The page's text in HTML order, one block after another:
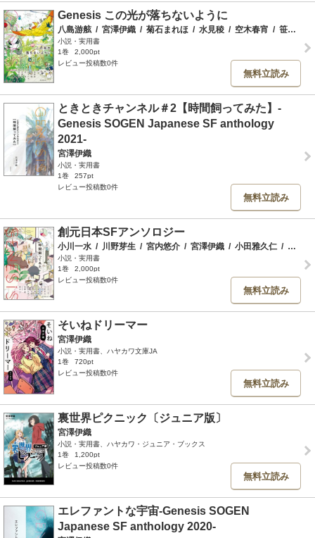
Genesis この光が落ちないように
八島游舷 / 宮澤伊織 / 菊石まれほ / 水見稜 / 空木春宵 / 笹原千波
小説・実用書
1巻
2,000pt
レビュー投稿数0件
無料立読み
ときときチャンネル＃2【時間飼ってみた】-
Genesis SOGEN Japanese SF anthology
2021-
宮澤伊織
小説・実用書
1巻
257pt
レビュー投稿数0件
無料立読み
創元日本SFアンソロジー
小川一水 / 川野芽生 / 宮内悠介 / 宮澤伊織 / 小田雅久仁 /
小説・実用書
1巻
2,000pt
レビュー投稿数0件
無料立読み
そいねドリーマー
宮澤伊織
小説・実用書、ハヤカワ文庫JA
1巻
720pt
レビュー投稿数0件
無料立読み
裏世界ピクニック〔ジュニア版〕
宮澤伊織
小説・実用書、ハヤカワ・ジュニア・ブックス
1巻
1,200pt
レビュー投稿数0件
無料立読み
エレファントな宇宙-Genesis SOGEN
Japanese SF anthology 2020-